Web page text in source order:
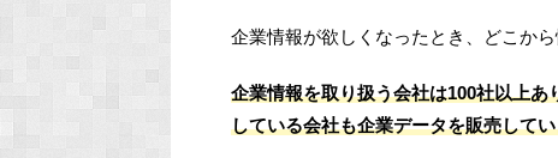
企業情報が欲しくなったとき、どこか
企業情報を取り扱う会社は100社以上
している会社も企業データを販売して